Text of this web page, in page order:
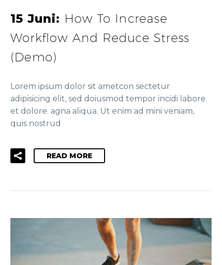
15 Juni: How To Increase
Workflow And Reduce Stress
(Demo)
Lorem ipsum dolor sit ametcon sectetur
adipisicing elit, sed doiusmod tempor incidi labore
et dolore. agna aliqua. Ut enim ad mini veniam,
quis nostrud
READ MORE